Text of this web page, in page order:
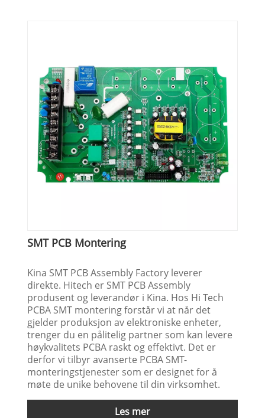
SMT PCB Montering
Kina SMT PCB Assembly Factory leverer
direkte. Hitech er SMT PCB Assembly
produsent og leverandør i Kina. Hos Hi Tech
PCBA SMT montering forstår vi at når det
gjelder produksjon av elektroniske enheter,
trenger du en pålitelig partner som kan levere
høykvalitets PCBA raskt og effektivt. Det er
derfor vi tilbyr avanserte PCBA SMT-
monteringstjenester som er designet for å
møte de unike behovene til din virksomhet.
Les mer